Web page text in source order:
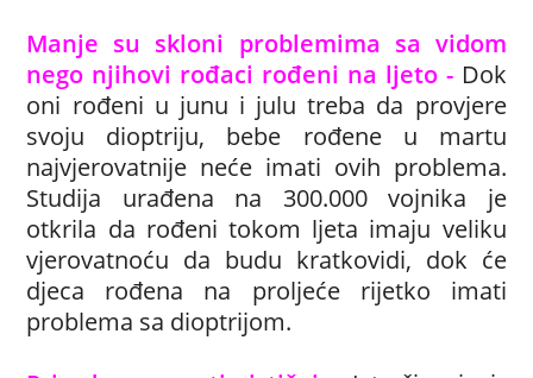
Manje su skloni problemima sa vidom
nego njihovi rođaci rođeni na ljeto - Dok
oni rođeni u junu i julu treba da provjere
svoju dioptriju, bebe rođene u martu
najvjerovatnije neće imati ovih problema.
Studija urađena na 300.000 vojnika je
otkrila da rođeni tokom ljeta imaju veliku
vjerovatnoću da budu kratkovidi, dok će
djeca rođena na proljeće rijetko imati
problema sa dioptrijom.